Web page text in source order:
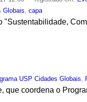
Globais,capa
"Sustentabilidade,
USP Cidades Globais
que coordena o